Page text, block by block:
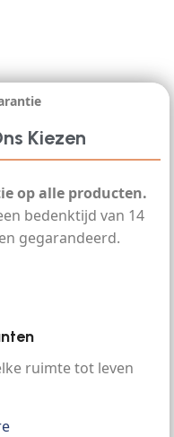
Kiezen
op alle producten.
bedenktijd van 14
gegarandeerd.
ruimte tot leven